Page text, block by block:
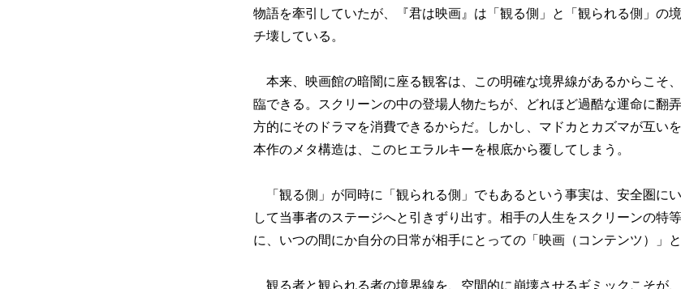
物語を牽引していたが、『君は映画』は「観る側」と「観られる側」の
チ壊している。
本来、映画館の暗闇に座る観客は、この明確な境界線があるからこそ
臨できる。スクリーンの中の登場人物たちが、どれほど過酷な運命に翻
方的にそのドラマを消費できるからだ。しかし、マドカとカズマが互い
本作のメタ構造は、このヒエラルキーを根底から覆してしまう。
「観る側」が同時に「観られる側」でもあるという事実は、安全圏に
して当事者のステージへと引きずり出す。相手の人生をスクリーンの特
に、いつの間にか自分の日常が相手にとっての「映画（コンテンツ）」
観る者と観られる者の境界線を、空間的に崩壊させるギミックこそが